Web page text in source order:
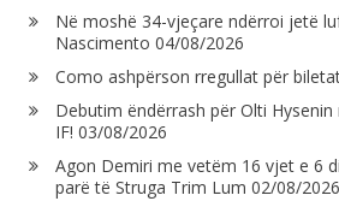
Në moshë 34-vjeçare ndërroi jetë
Nascimento 04/08/2026
Como ashpërson rregullat për
Debutim ëndërrash për Olti
IF! 03/08/2026
Agon Demiri me vetëm 16 vjet e 6
parë të Struga Trim Lum 02/08/2026